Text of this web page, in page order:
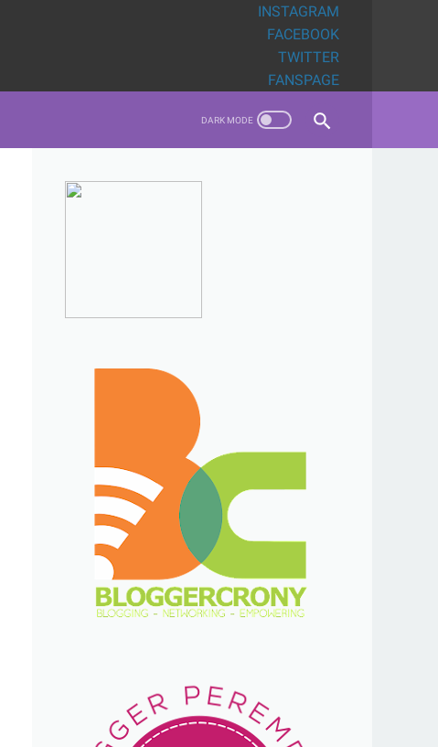
INSTAGRAM
FACEBOOK
TWITTER
FANSPAGE